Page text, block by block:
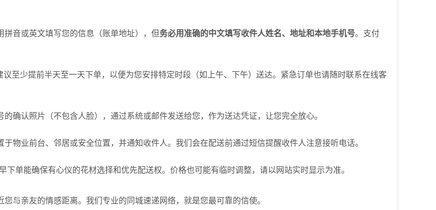
音或英文填写您的信息（账单地址），但务必用准确的中文填写收件人姓名、地址和本地手机号。支付
至少提前半天至一天下单，以便为您安排特定时段（如上午、下午）送达。紧急订单也请随时联系在线客
确认照片（不包含人脸），通过系统或邮件发送给您，作为送达凭证，让您完全放心。
物业前台、邻居或安全位置，并通知收件人。我们会在配送前通过短信提醒收件人注意接听电话。
下单能确保有心仪的花材选择和优先配送权。价格也可能有临时调整，请以网站实时显示为准。
与亲友的情感距离。我们专业的同城速递网络，就是您最可靠的信使。